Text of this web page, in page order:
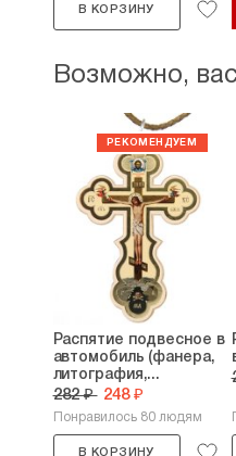
В КОРЗИНУ
Возможно,
Распятие подвесное в
автомобиль (фанера,
литография,...
282 ₽ 248 ₽
Понравилось 80 людям
В КОРЗИНУ